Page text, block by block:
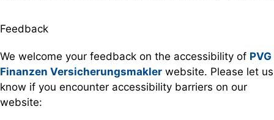
Feedback
We welcome your feedback on the accessibility of PVG
Finanzen Versicherungsmakler website. Please let us
know if you encounter accessibility barriers on our
website: